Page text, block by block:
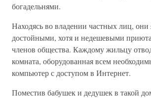
богадельнями.
Находясь во владении частных лиц, они
достойными, хотя и недешевыми
членов общества. Каждому жильцу
комната, оборудованная всем
компьютер с доступом в Интернет.
Поместив бабушек и дедушек в такой